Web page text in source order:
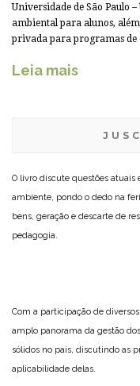
Universidade de São Paulo –
ambiental para alunos,
privada para programas de
Leia mais
O livro discute questões atuais
ambiente, pondo o dedo na
bens, geração e descarte de
pedagogia.
Com a participação de
amplo panorama da gestão
sólidos no país, discutindo as
aplicabilidade delas.